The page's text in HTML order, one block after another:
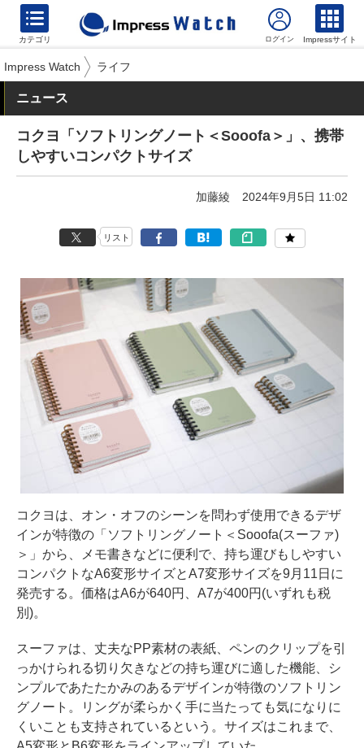
カテゴリ Impressサイト
Impress Watch ライフ
ニュース
コクヨ「ソフトリングノート＜Sooofa＞」、携帯
しやすいコンパクトサイズ
加藤綾 2024年9月5日 11:02
リスト
コクヨは、オン・オフのシーンを問わず使用できるデザ
インが特徴の「ソフトリングノート＜Sooofa(スーファ)
＞」から、メモ書きなどに便利で、持ち運びもしやすい
コンパクトなA6変形サイズとA7変形サイズを9月11日に
発売する。価格はA6が640円、A7が400円(いずれも税
別)。
スーファは、丈夫なPP素材の表紙、ペンのクリップを引
っかけられる切り欠きなどの持ち運びに適した機能、シ
ンプルであたたかみのあるデザインが特徴のソフトリン
グノート。リングが柔らかく手に当たっても気になりに
くいことも支持されているという。サイズはこれまで、